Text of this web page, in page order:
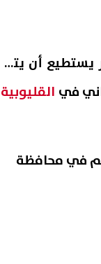
أن يتبع
في القليوبية
فيمحافظة